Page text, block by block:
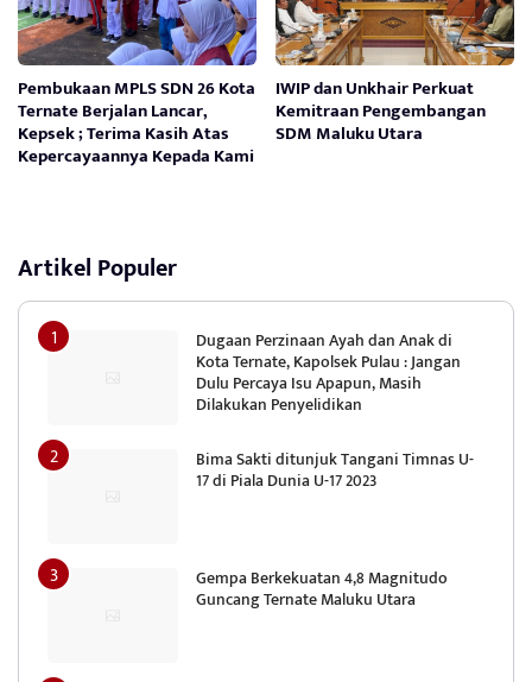
Pembukaan MPLS SDN 26 Kota
Ternate Berjalan Lancar,
Kepsek ; Terima Kasih Atas
Kepercayaannya Kepada Kami
IWIP dan Unkhair Perkuat
Kemitraan Pengembangan
SDM Maluku Utara
Artikel Populer
Dugaan Perzinaan Ayah dan Anak di
Kota Ternate, Kapolsek Pulau : Jangan
Dulu Percaya Isu Apapun, Masih
Dilakukan Penyelidikan
Bima Sakti ditunjuk Tangani Timnas U-
17 di Piala Dunia U-17 2023
Gempa Berkekuatan 4,8 Magnitudo
Guncang Ternate Maluku Utara